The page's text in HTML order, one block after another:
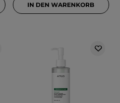
IN DEN WARENKORB